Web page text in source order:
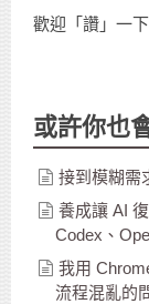
歡迎「讚」一
或許你也
接到模糊需
養成讓 AI
Codex、
我用
流程混亂的